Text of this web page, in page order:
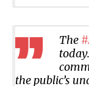
The
the public’s